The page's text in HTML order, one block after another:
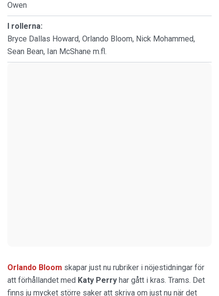
Owen
I rollerna:
Bryce Dallas Howard, Orlando Bloom, Nick Mohammed,
Sean Bean, Ian McShane m.fl.
Orlando Bloom skapar just nu rubriker i nöjestidningar för
att förhållandet med Katy Perry har gått i kras. Trams. Det
finns ju mycket större saker att skriva om just nu när det